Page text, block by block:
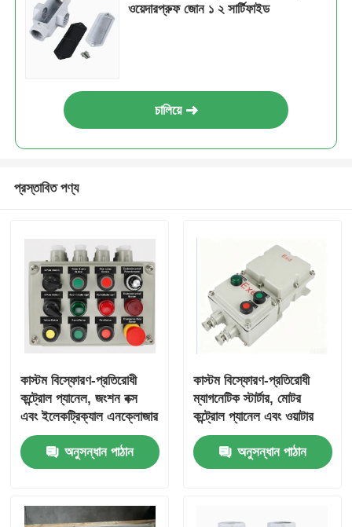
ওয়েদারপ্রুফ জোন ১ ২ সার্টিফাইড
চালিয়ে
প্রস্তাবিত পণ্য
কাস্টম বিস্ফোরণ-প্রতিরোধী
কন্ট্রোল প্যানেল, জংশন বক্স
এবং ইলেকট্রিক্যাল এনক্লোজার
অনুসন্ধান পাঠান
কাস্টম বিস্ফোরণ-প্রতিরোধী
ম্যাগনেটিক স্টার্টার, মোটর
কন্ট্রোল প্যানেল এবং ওয়াটার
পাম্প কন্ট্রোল বক্স
অনুসন্ধান পাঠান